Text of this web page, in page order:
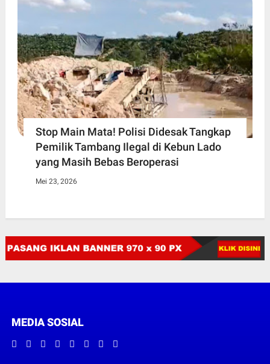
Stop Main Mata! Polisi Didesak Tangkap
Pemilik Tambang Ilegal di Kebun Lado
yang Masih Bebas Beroperasi
Mei 23, 2026
MEDIA SOSIAL